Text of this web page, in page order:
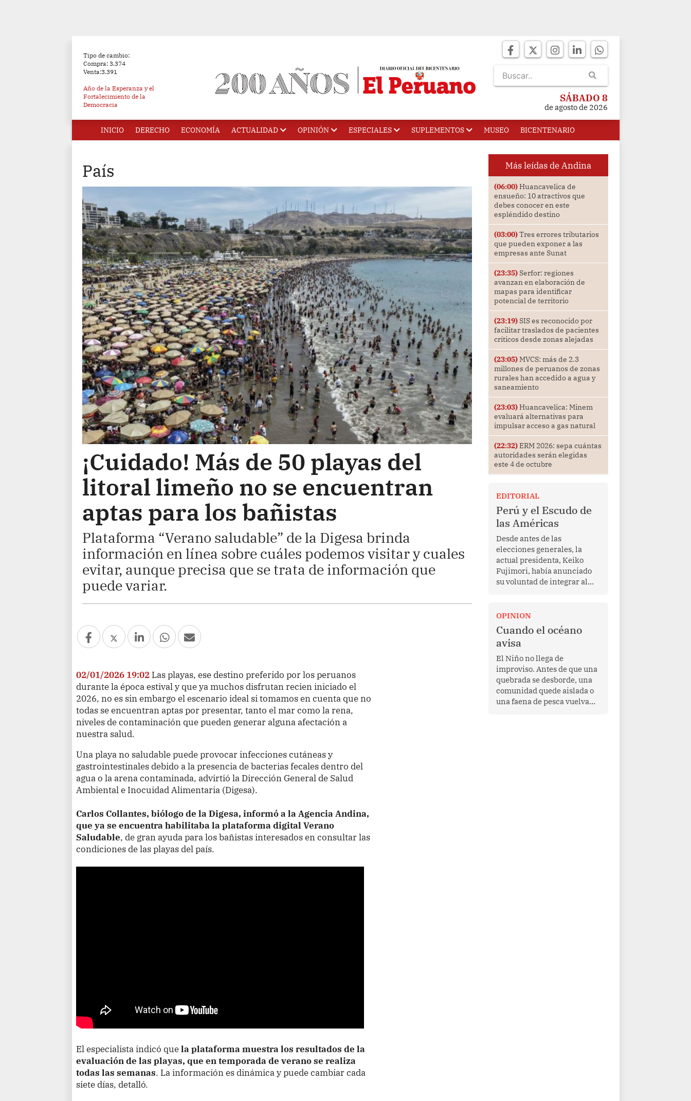
Tipo de cambio:
Compra: 3.374
Venta:3.391
Año de la Esperanza y el
Fortalecimiento de la
Democracia
SÁBADO 8
de agosto de 2026
INICIO DERECHO ECONOMÍA ACTUALIDAD OPINIÓN ESPECIALES SUPLEMENTOS MUSEO BICENTENARIO
País
¡Cuidado! Más de 50 playas del
litoral limeño no se encuentran
aptas para los bañistas
Plataforma “Verano saludable” de la Digesa brinda
información en línea sobre cuáles podemos visitar y cuales
evitar, aunque precisa que se trata de información que
puede variar.
02/01/2026 19:02 Las playas, ese destino preferido por los peruanos
durante la época estival y que ya muchos disfrutan recien iniciado el
2026, no es sin embargo el escenario ideal si tomamos en cuenta que no
todas se encuentran aptas por presentar, tanto el mar como la rena,
niveles de contaminación que pueden generar alguna afectación a
nuestra salud.
Una playa no saludable puede provocar infecciones cutáneas y
gastrointestinales debido a la presencia de bacterias fecales dentro del
agua o la arena contaminada, advirtió la Dirección General de Salud
Ambiental e Inocuidad Alimentaria (Digesa).
Carlos Collantes, biólogo de la Digesa, informó a la Agencia Andina,
que ya se encuentra habilitaba la plataforma digital Verano
Saludable, de gran ayuda para los bañistas interesados en consultar las
condiciones de las playas del país.
El especialista indicó quela plataforma muestra los resultados de la
evaluación de las playas, que en temporada de verano se realiza
todas las semanas. La información es dinámica y puede cambiar cada
siete días, detalló.
Más leídas de Andina
(06:00)Huancavelica de
ensueño: 10 atractivos que
debes conocer en este
espléndido destino
(03:00)Tres errores tributarios
que pueden exponer a las
empresas ante Sunat
(23:35)Serfor: regiones
avanzan en elaboración de
mapas para identificar
potencial de territorio
(23:19)SIS es reconocido por
facilitar traslados de pacientes
críticos desde zonas alejadas
(23:05)MVCS: más de 2.3
millones de peruanos de zonas
rurales han accedido a agua y
saneamiento
(23:03)Huancavelica: Minem
evaluará alternativas para
impulsar acceso a gas natural
(22:32)ERM 2026: sepa cuántas
autoridades serán elegidas
este 4 de octubre
EDITORIAL
Perú y el Escudo de
las Américas
Desde antes de las
elecciones generales, la
actual presidenta, Keiko
Fujimori, había anunciado
su voluntad de integrar al
en marzo de este año por el
mandatario estadounidense
Donald Trump, con el fin de
enfrentar al crimen
transnacional organizado y
al tráfico de drogas.
OPINION
Cuando el océano
avisa
El Niño no llega de
improviso. Antes de que una
quebrada se desborde, una
comunidad quede aislada o
una faena de pesca vuelva